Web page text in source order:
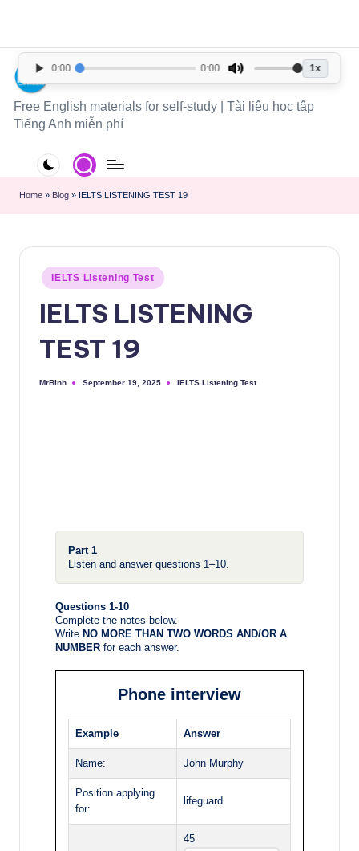
Free English materials for self-study | Tài liệu học tập
Tiếng Anh miễn phí
Home » Blog » IELTS LISTENING TEST 19
IELTS Listening Test
IELTS LISTENING
TEST 19
MrBinh September 19, 2025 IELTS Listening Test
0:00 0:00 1x
Part 1
Listen and answer questions 1–10.
Questions 1-10
Complete the notes below.
Write NO MORE THAN TWO WORDS AND/OR A
NUMBER for each answer.
Phone interview
Example Answer
Name: John Murphy
Position applying
for:
lifeguard
45